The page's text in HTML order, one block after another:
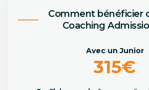
Comment bénéficier
Coaching
Avec un Junior
315€